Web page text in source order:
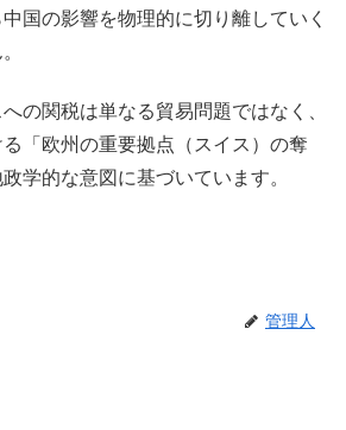
国の影響を物理的に切り離していく
の関税は単なる貿易問題ではなく、
「欧州の重要拠点（スイス）の奪
学的な意図に基づいています。
管理人